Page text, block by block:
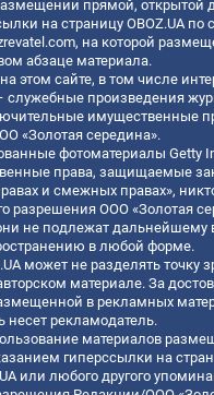
прямой, открытой
на страницу OBOZ.UA по
, на которой
абзаце материала.
этом сайте, в том числе
служебные произведения
имущественные
«Золотая середина».
фотоматериалы Getty
права, защищаемые
и смежных правах»,
разрешения ООО «Золотая
не подлежат дальнейшему
в любой форме.
может не разделять точку
материале. За
в рекламных
несет рекламодатель.
материалов
гиперссылки на
или любого другого